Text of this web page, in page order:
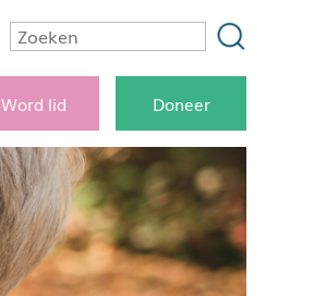
Word lid Doneer